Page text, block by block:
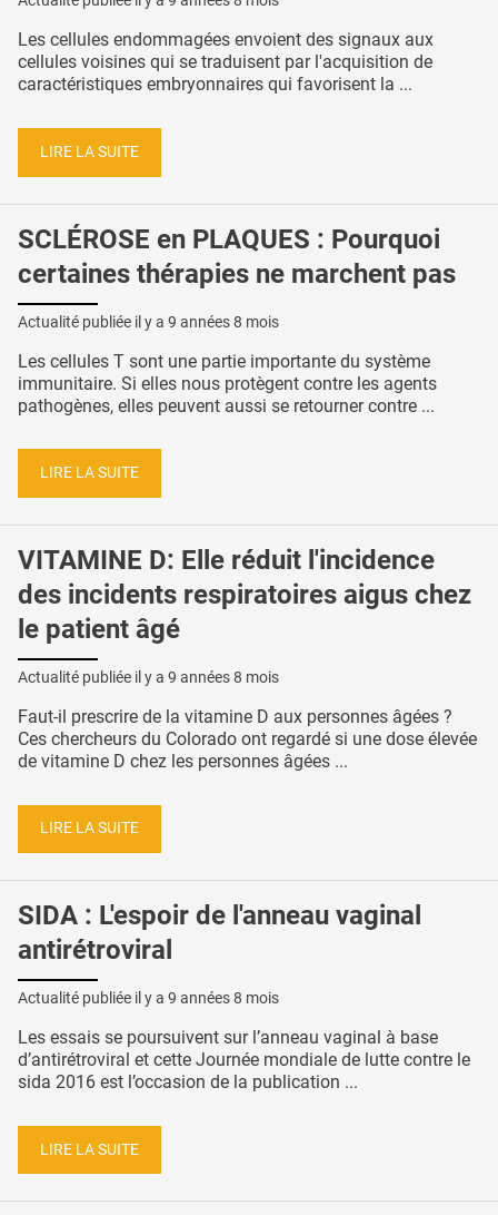
Les cellules endommagées envoient des signaux aux
cellules voisines qui se traduisent par l'acquisition de
caractéristiques embryonnaires qui favorisent la ...
LIRE LA SUITE
SCLÉROSE en PLAQUES : Pourquoi
certaines thérapies ne marchent pas
Actualité publiée il y a 9 années 8 mois
Les cellules T sont une partie importante du système
immunitaire. Si elles nous protègent contre les agents
pathogènes, elles peuvent aussi se retourner contre ...
LIRE LA SUITE
VITAMINE D: Elle réduit l'incidence
des incidents respiratoires aigus chez
le patient âgé
Actualité publiée il y a 9 années 8 mois
Faut-il prescrire de la vitamine D aux personnes âgées ?
Ces chercheurs du Colorado ont regardé si une dose élevée
de vitamine D chez les personnes âgées ...
LIRE LA SUITE
SIDA : L'espoir de l'anneau vaginal
antirétroviral
Actualité publiée il y a 9 années 8 mois
Les essais se poursuivent sur l’anneau vaginal à base
d’antirétroviral et cette Journée mondiale de lutte contre le
sida 2016 est l’occasion de la publication ...
LIRE LA SUITE